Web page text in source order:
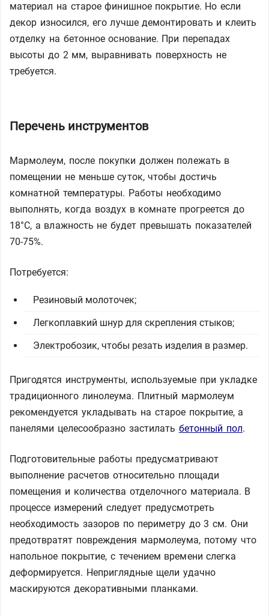
материал на старое финишное покрытие. Но если
декор износился, его лучше демонтировать и клеить
отделку на бетонное основание. При перепадах
высоты до 2 мм, выравнивать поверхность не
требуется.
Перечень инструментов
Мармолеум, после покупки должен полежать в
помещении не меньше суток, чтобы достичь
комнатной температуры. Работы необходимо
выполнять, когда воздух в комнате прогреется до
18°C, а влажность не будет превышать показателей
70-75%.
Потребуется:
Резиновый молоточек;
Легкоплавкий шнур для скрепления стыков;
Электробозик, чтобы резать изделия в размер.
Пригодятся инструменты, используемые при укладке
традиционного линолеума. Плитный мармолеум
рекомендуется укладывать на старое покрытие, а
панелями целесообразно застилать бетонный пол.
Подготовительные работы предусматривают
выполнение расчетов относительно площади
помещения и количества отделочного материала. В
процессе измерений следует предусмотреть
необходимость зазоров по периметру до 3 см. Они
предотвратят повреждения мармолеума, потому что
напольное покрытие, с течением времени слегка
деформируется. Неприглядные щели удачно
маскируются декоративными планками.